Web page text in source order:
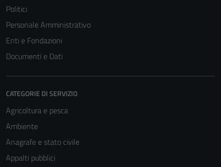
Politici
Personale Amministrativo
Enti e Fondazioni
Documenti e Dati
CATEGORIE DI SERVIZIO
Agricoltura e pesca
Ambiente
Anagrafe e stato civile
Appalti pubblici